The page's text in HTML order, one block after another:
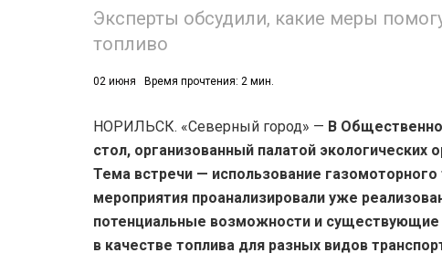
Эксперты обсудили, какие меры
топливо
02 июня Время прочтения: 2 мин.
НОРИЛЬСК. «Северный город» — В
стол, организованный палатой экологических
Тема встречи — использование газомоторного
мероприятия проанализировали уже
потенциальные возможности и существующие
в качестве топлива для разных видов